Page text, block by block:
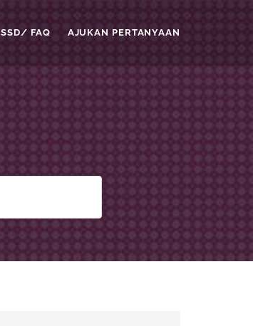
SSD/ FAQ AJUKAN PERTANYAAN